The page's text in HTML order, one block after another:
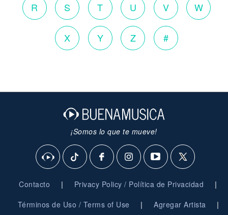
R S T U V W
X Y Z #
¡Somos lo que te mueve!
Contacto | Privacy Policy / Política de Privacidad |
Términos de Uso / Terms of Use | Agregar Artista |